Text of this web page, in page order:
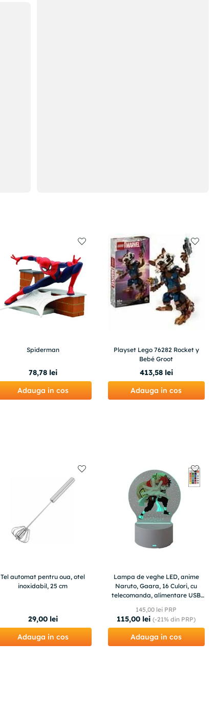
Spiderman
78,78 lei
Adauga in cos
Playset Lego 76282 Rocket y
Bebé Groot
413,58 lei
Adauga in cos
Tel automat pentru oua, otel
inoxidabil, 25 cm
29,00 lei
Adauga in cos
Lampa de veghe LED, anime
Naruto, Gaara, 16 Culori, cu
telecomanda, alimentare USB
145,00 lei PRP
115,00 lei (-21% din PRP)
Adauga in cos